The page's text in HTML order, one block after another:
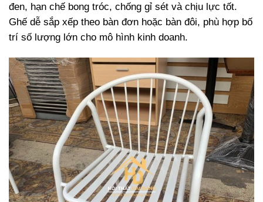
đen, hạn chế bong tróc, chống gỉ sét và chịu lực tốt.
Ghế dễ sắp xếp theo bàn đơn hoặc bàn đôi, phù hợp bố
trí số lượng lớn cho mô hình kinh doanh.